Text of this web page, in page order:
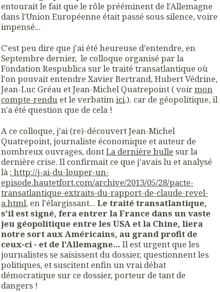
entourait le fait que le rôle prééminent de l'Allemagne
dans l'Union Européenne était passé sous silence, voire
impensé...
C'est peu dire que j'ai été heureuse d'entendre, en
Septembre dernier, le colloque organisé par la
Fondation Respublica sur le traité transatlantique où
l'on pouvait entendre Xavier Bertrand, Hubert Védrine,
Jean-Luc Gréau et Jean-Michel Quatrepoint ( voirmon
compte-rendu et le verbatimici.). car de géopolitique, il
n'a été question que de cela !
A ce colloque, j'ai (re)-découvert Jean-Michel
Quatrepoint, journaliste économique et auteur de
nombreux ouvrages, dontLa dernière bulle sur la
dernière crise. Il confirmait ce que j'avais lu et analysé
là : http://j-ai-du-louper-un-
episode.hautetfort.com/archive/2013/05/28/pacte-
transatlantique-extraits-du-rapport-de-claude-revel-
a.html, en l'élargissant... Le traité transatlantique,
s'il est signé, fera entrer la France dans un vaste
jeu géopolitique entre les USA et la Chine, liera
notre sort aux Américains, au grand profit de
ceux-ci - et de l'Allemagne... Il est urgent que les
journalistes se saisissent du dossier, questionnent les
politiques, et suscitent enfin un vrai débat
démocratique sur ce dossier, porteur de tant de
dangers !